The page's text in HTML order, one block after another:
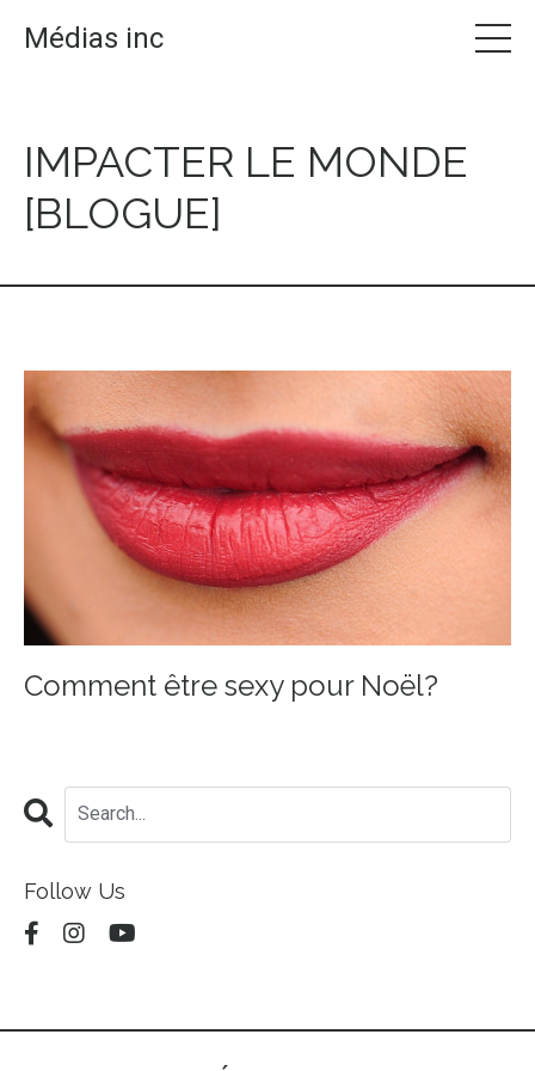
Médias inc
IMPACTER LE MONDE
[BLOGUE]
Comment être sexy pour Noël?
Follow Us